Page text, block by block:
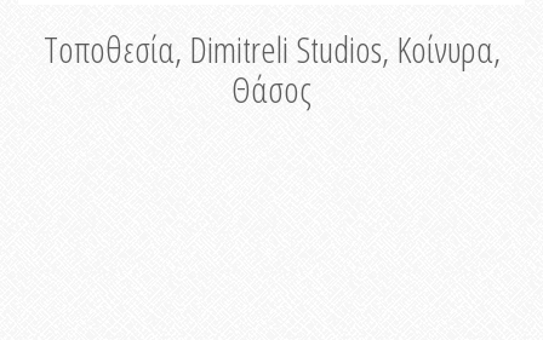
Τοποθεσία, Dimitreli Studios, Κοίνυρα,
Θάσος